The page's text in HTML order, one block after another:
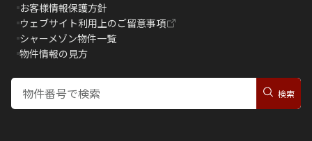
お客様情報保護方針
ウェブサイト利用上のご留意事項
シャーメゾン物件一覧
物件情報の見方